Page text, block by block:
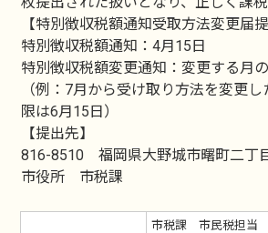
【特別徴収税額通知受取方法変更届提
特別徴収税額通知：4月15日
特別徴収税額変更通知：変更する月
（例：7月から受け取り方法を変更
限は6月15日）
【提出先】
816-8510 福岡県大野城市曙町二丁
市役所 市税課
市税課 市民税担当